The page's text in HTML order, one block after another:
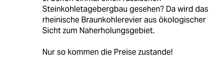
Steinkohletagebergbau gesehen? Da wird das
rheinische Braunkohlerevier aus ökologischer
Sicht zum Naherholungsgebiet.
Nur so kommen die Preise zustande!